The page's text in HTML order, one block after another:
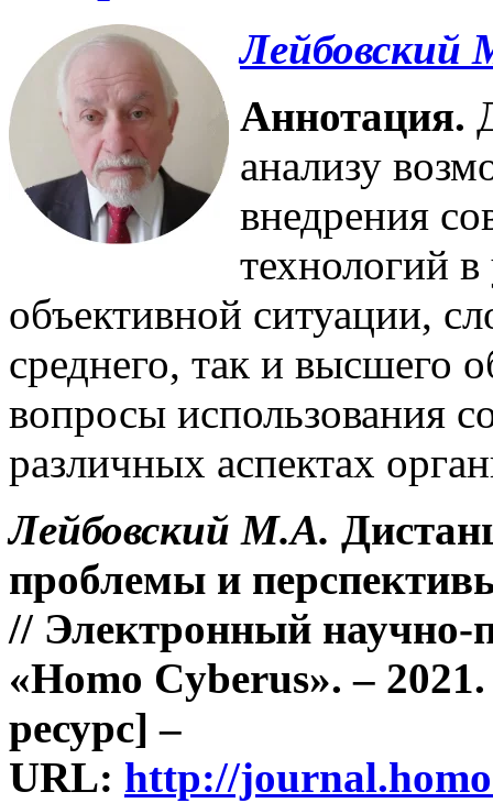
Лейбовский
Аннотация.
анализу
внедрения
технологий
объективной ситуации,
среднего, так и высшего
вопросы использования
различных аспектах
Лейбовский М.А.
проблемы и
// Электронный научно-
«Homo Cyberus». –
ресурс] –
URL: http://